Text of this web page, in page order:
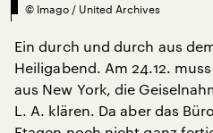
© Imago / United Archives
Ein durch und durch aus
Heiligabend. Am 24.12.
aus New York, die
L. A. klären. Da aber das